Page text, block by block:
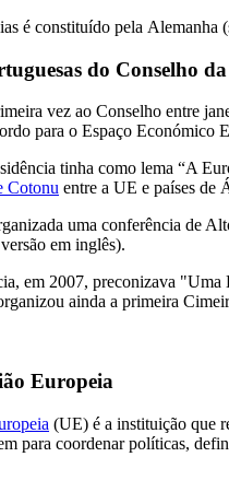
é constituído pela Alemanha
do Conselho
vez ao Conselho entre
para o Espaço Económico
tinha como lema “A
Cotonu entre a UE e países de
uma conferência de
em inglês).
em 2007, preconizava
ainda a primeira
Europeia
(UE) é a instituição que
para coordenar políticas,